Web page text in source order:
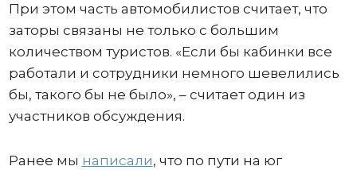
При этом часть автомобилистов считает, что
заторы связаны не только с большим
количеством туристов. «Если бы кабинки все
работали и сотрудники немного шевелились
бы, такого бы не было», – считает один из
участников обсуждения.
Ранее мы написали, что по пути на юг